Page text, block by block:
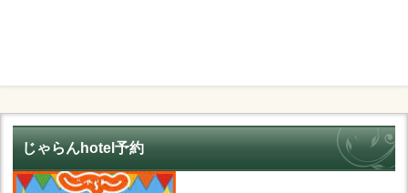
じゃらんhotel予約